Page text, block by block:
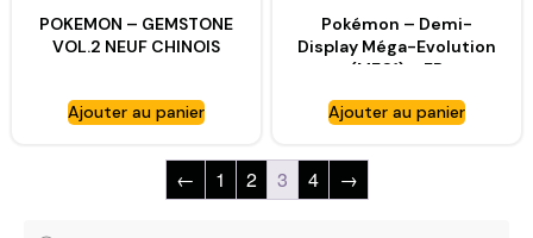
POKEMON – GEMSTONE
VOL.2 NEUF CHINOIS
Ajouter au panier
Pokémon – Demi-
Display Méga-Evolution
(ME01) – FR
Ajouter au panier
← 1 2 3 4 →